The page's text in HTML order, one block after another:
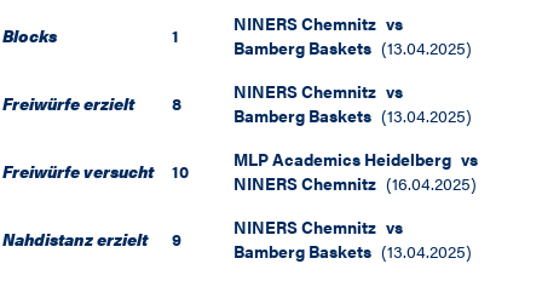
Blocks 1 NINERS Chemnitz vs
Bamberg Baskets (13.04.2025)
Freiwürfe erzielt 8 NINERS Chemnitz vs
Bamberg Baskets (13.04.2025)
Freiwürfe versucht 10 MLP Academics Heidelberg vs
NINERS Chemnitz (16.04.2025)
Nahdistanz erzielt 9 NINERS Chemnitz vs
Bamberg Baskets (13.04.2025)